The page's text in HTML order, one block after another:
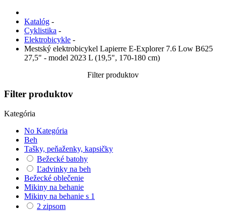
Katalóg -
Cyklistika -
Elektrobicykle -
Mestský elektrobicykel Lapierre E-Explorer 7.6 Low B625
27,5" - model 2023 L (19,5", 170-180 cm)
Filter produktov
Filter produktov
Kategória
No Kategória
Beh
Tašky, peňaženky, kapsičky
Bežecké batohy
Ľadvinky na beh
Bežecké oblečenie
Mikiny na behanie
Mikiny na behanie s 1
2 zipsom